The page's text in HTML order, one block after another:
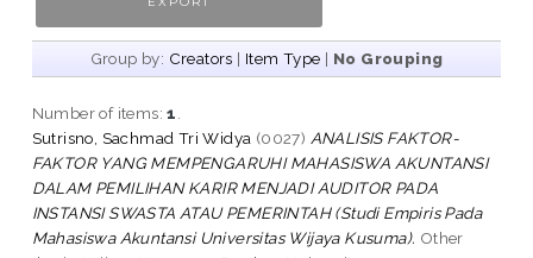
Group by: Creators | Item Type | No Grouping
Number of items:1
Sutrisno, Sachmad Tri Widya (0027) ANALISIS FAKTOR-
FAKTOR YANG MEMPENGARUHI MAHASISWA AKUNTANSI
DALAM PEMILIHAN KARIR MENJADI AUDITOR PADA
INSTANSI SWASTA ATAU PEMERINTAH (Studi Empiris Pada
Mahasiswa Akuntansi Universitas Wijaya Kusuma). Other